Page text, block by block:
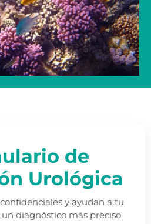
de
Urológica
y ayudan a tu
diagnóstico más preciso.